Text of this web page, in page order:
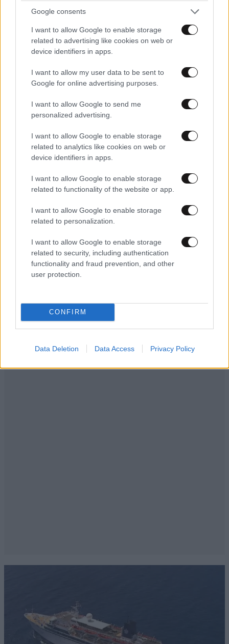
Google consents
I want to allow Google to enable storage
related to advertising like cookies on web or
device identifiers in apps.
I want to allow my user data to be sent to
Google for online advertising purposes.
I want to allow Google to send me
personalized advertising.
I want to allow Google to enable storage
related to analytics like cookies on web or
device identifiers in apps.
I want to allow Google to enable storage
related to functionality of the website or app.
I want to allow Google to enable storage
related to personalization.
I want to allow Google to enable storage
related to security, including authentication
functionality and fraud prevention, and other
user protection.
CONFIRM
Data Deletion Data Access Privacy Policy
Σαν σήμερα 10 Αυγούστου: Η Ελλάδα αγγίζει
πέντε θαλασσών»